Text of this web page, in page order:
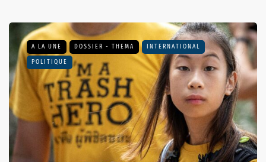
A LA UNE DOSSIER - THEMA INTERNATIONAL
POLITIQUE